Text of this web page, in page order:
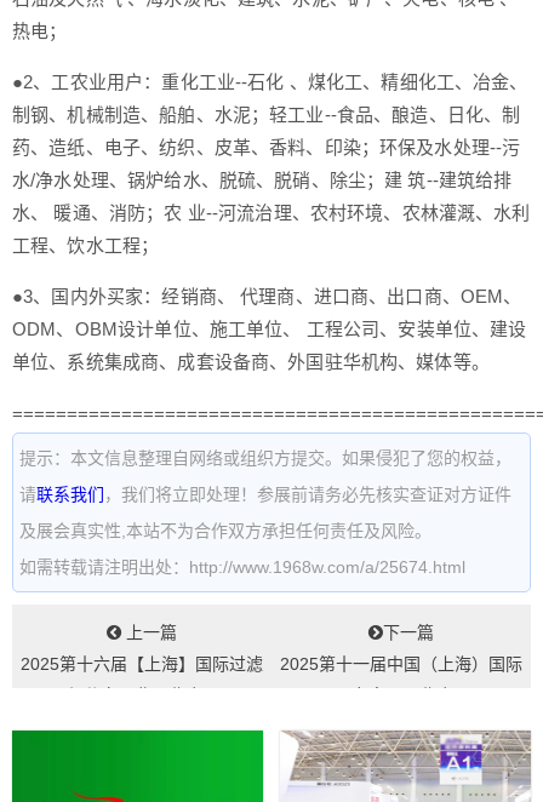
热电；
●2、工农业用户：重化工业--石化 、煤化工、精细化工、冶金、
制钢、机械制造、船舶、水泥；轻工业--食品、酿造、日化、制
药、造纸、电子、纺织、皮革、香料、印染；环保及水处理--污
水/净水处理、锅炉给水、脱硫、脱硝、除尘；建 筑--建筑给排
水、 暖通、消防；农 业--河流治理、农村环境、农林灌溉、水利
工程、饮水工程；
●3、国内外买家：经销商、 代理商、进口商、出口商、OEM、
ODM、OBM设计单位、施工单位、 工程公司、安装单位、建设
单位、系统集成商、成套设备商、外国驻华机构、媒体等。
提示：本文信息整理自网络或组织方提交。如果侵犯了您的权益，
请联系我们 ，我们将立即处理！参展前请务必先核实查证对方证件
及展会真实性,本站不为合作双方承担任何责任及风险。
如需转载请注明出处：http://www.1968w.com/a/25674.html
上一篇
2025第十六届【上海】国际过滤
下一篇
2025第十一届中国（上海）国际